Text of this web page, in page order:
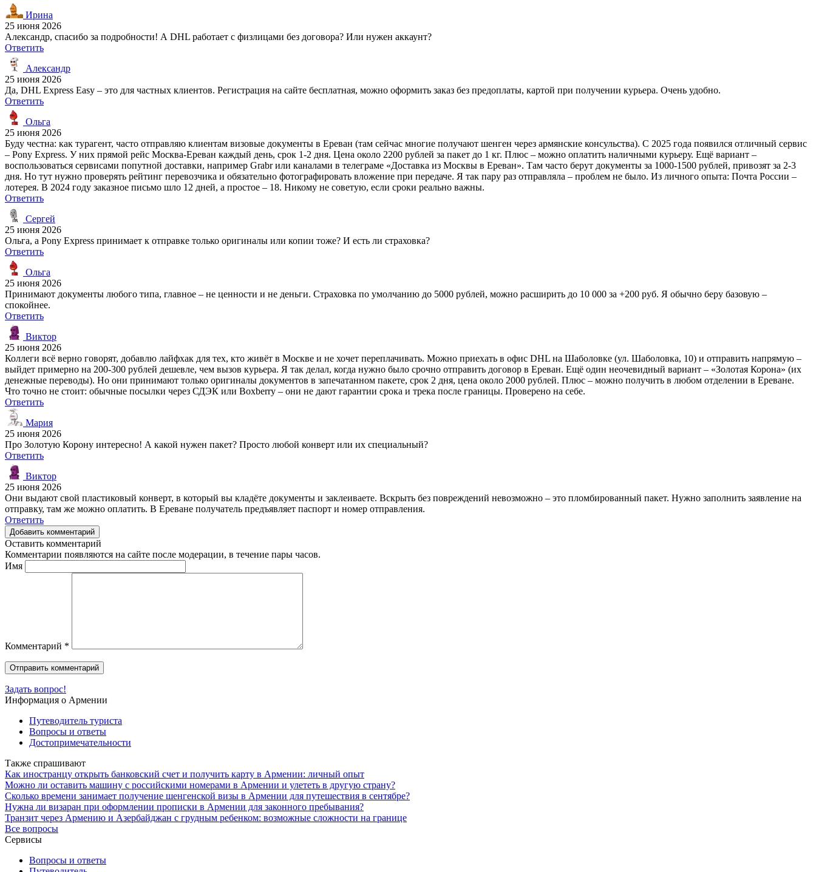
Ирина
25 июня 2026
Александр, спасибо за подробности! А DHL работает с физлицами без договора? Или нужен аккаунт?
Ответить
Александр
25 июня 2026
Да, DHL Express Easy – это для частных клиентов. Регистрация на сайте бесплатная, можно оформить заказ без предоплаты, картой при получении курьера. Очень удобно.
Ответить
Ольга
25 июня 2026
Буду честна: как турагент, часто отправляю клиентам визовые документы в Ереван (там сейчас многие получают шенген через армянские консульства). С 2025 года появился отличный сервис
– Pony Express. У них прямой рейс Москва-Ереван каждый день, срок 1-2 дня. Цена около 2200 рублей за пакет до 1 кг. Плюс – можно оплатить наличными курьеру. Ещё вариант –
воспользоваться сервисами попутной доставки, например Grabr или каналами в телеграме «Доставка из Москвы в Ереван». Там часто берут документы за 1000-1500 рублей, привозят за 2-3
дня. Но тут нужно проверять рейтинг перевозчика и обязательно фотографировать вложение при передаче. Я так пару раз отправляла – проблем не было. Из личного опыта: Почта России –
лотерея. В 2024 году заказное письмо шло 12 дней, а простое – 18. Никому не советую, если сроки реально важны.
Ответить
Сергей
25 июня 2026
Ольга, а Pony Express принимает к отправке только оригиналы или копии тоже? И есть ли страховка?
Ответить
Ольга
25 июня 2026
Принимают документы любого типа, главное – не ценности и не деньги. Страховка по умолчанию до 5000 рублей, можно расширить до 10 000 за +200 руб. Я обычно беру базовую –
спокойнее.
Ответить
Виктор
25 июня 2026
Коллеги всё верно говорят, добавлю лайфхак для тех, кто живёт в Москве и не хочет переплачивать. Можно приехать в офис DHL на Шаболовке (ул. Шаболовка, 10) и отправить напрямую –
выйдет примерно на 200-300 рублей дешевле, чем вызов курьера. Я так делал, когда нужно было срочно отправить договор в Ереван. Ещё один неочевидный вариант – «Золотая Корона» (их
денежные переводы). Но они принимают только оригиналы документов в запечатанном пакете, срок 2 дня, цена около 2000 рублей. Плюс – можно получить в любом отделении в Ереване.
Что точно не стоит: обычные посылки через СДЭК или Boxberry – они не дают гарантии срока и трека после границы. Проверено на себе.
Ответить
Мария
25 июня 2026
Про Золотую Корону интересно! А какой нужен пакет? Просто любой конверт или их специальный?
Ответить
Виктор
25 июня 2026
Они выдают свой пластиковый конверт, в который вы кладёте документы и заклеиваете. Вскрыть без повреждений невозможно – это пломбированный пакет. Нужно заполнить заявление на
отправку, там же можно оплатить. В Ереване получатель предъявляет паспорт и номер отправления.
Ответить
Добавить комментарий
Оставить комментарий
Комментарии появляются на сайте после модерации, в течение пары часов.
Имя
Комментарий *
Задать вопрос!
Информация о Армении
Путеводитель туриста
Вопросы и ответы
Достопримечательности
Также спрашивают
Как иностранцу открыть банковский счет и получить карту в Армении: личный опыт
Можно ли оставить машину с российскими номерами в Армении и улететь в другую страну?
Сколько времени занимает получение шенгенской визы в Армении для путешествия в сентябре?
Нужна ли визаран при оформлении прописки в Армении для законного пребывания?
Транзит через Армению и Азербайджан с грудным ребенком: возможные сложности на границе
Все вопросы
Сервисы
Вопросы и ответы